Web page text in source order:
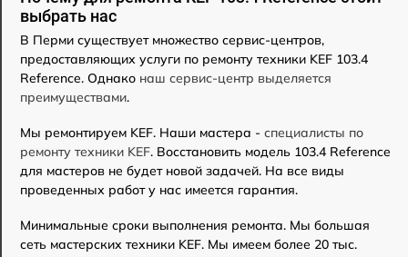
выбрать нас
В Перми существует множество сервис-центров,
предоставляющих услуги по ремонту техники KEF 103.4
Reference. Однако наш сервис-центр выделяется
преимуществами.
Мы ремонтируем KEF. Наши мастера - специалисты по
ремонту техники KEF. Восстановить модель 103.4 Reference
для мастеров не будет новой задачей. На все виды
проведенных работ у нас имеется гарантия.
Минимальные сроки выполнения ремонта. Мы большая
сеть мастерских техники KEF. Мы имеем более 20 тыс.